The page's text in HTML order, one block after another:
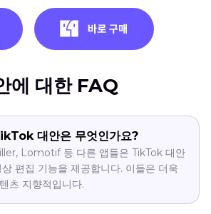
에 대한 FAQ
대안은 무엇인가요?
Lomotif 등 다른 앱들은 TikTok 대안
편집 기능을 제공합니다. 이들은 더욱
츠 지향적입니다.